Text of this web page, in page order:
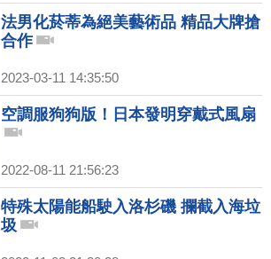
法男化菸蒂為絕美藝術品 精品大牌搶
合作
2023-03-11 14:35:50
空調服狗狗版！日本發明穿戴式風扇
2022-08-11 21:56:23
特殊太陽能船駛入洛杉磯 攔截入海垃
圾